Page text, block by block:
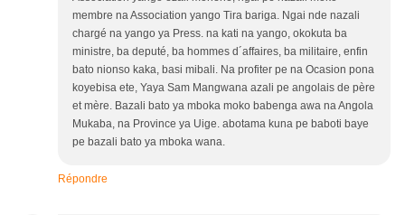
membre na Association yango Tira bariga. Ngai nde nazali
chargé na yango ya Press. na kati na yango, okokuta ba
ministre, ba deputé, ba hommes d´affaires, ba militaire, enfin
bato nionso kaka, basi mibali. Na profiter pe na Ocasion pona
koyebisa ete, Yaya Sam Mangwana azali pe angolais de père
et mère. Bazali bato ya mboka moko babenga awa na Angola
Mukaba, na Province ya Uige. abotama kuna pe baboti baye
pe bazali bato ya mboka wana.
Répondre